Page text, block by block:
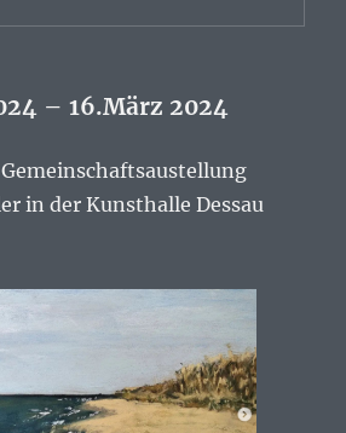
– 16.März 2024
in der Kunsthalle Dessau